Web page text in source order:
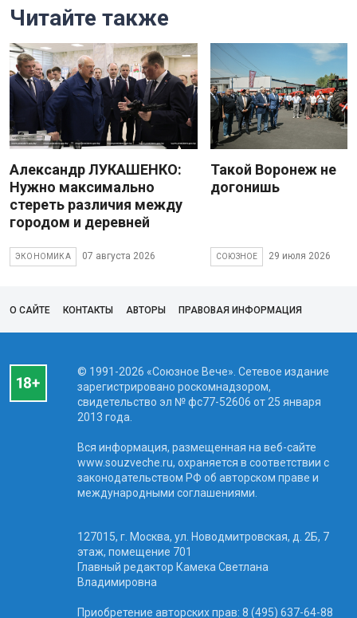
Читайте также
Александр ЛУКАШЕНКО:
Нужно максимально
стереть различия между
городом и деревней
ЭКОНОМИКА 07 августа 2026
Такой Воронеж не
догонишь
СОЮЗНОЕ 29 июля 2026
О САЙТЕ КОНТАКТЫ АВТОРЫ ПРАВОВАЯ ИНФОРМАЦИЯ
© 1991-2026 «Союзное Вече». Сетевое издание
зарегистрировано роскомнадзором,
свидетельство эл № фc77-52606 от 25 января
2013 года.
Вся информация, размещенная на веб-сайте
www.souzveche.ru, охраняется в соответствии с
законодательством РФ об авторском праве и
международными соглашениями.
127015, г. Москва, ул. Новодмитровская, д. 2Б, 7
этаж, помещение 701
Главный редактор Камека Светлана
Владимировна
Приобретение авторских прав: 8 (495) 637-64-88